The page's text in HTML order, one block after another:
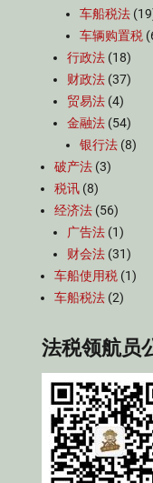
车船税法
车辆购置税
行政法 (18)
财政法 (37)
贸易法 (4)
金融法 (54)
银行法 (8)
破产法 (3)
税讯 (8)
经济法 (56)
广告法 (1)
财会法 (31)
车船使用税 (1)
车船税法 (2)
法税领航员